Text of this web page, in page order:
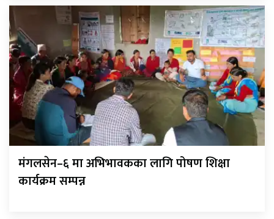
मंगलसेन–६ मा अभिभावकका लागि पोषण शिक्षा
कार्यक्रम सम्पन्न